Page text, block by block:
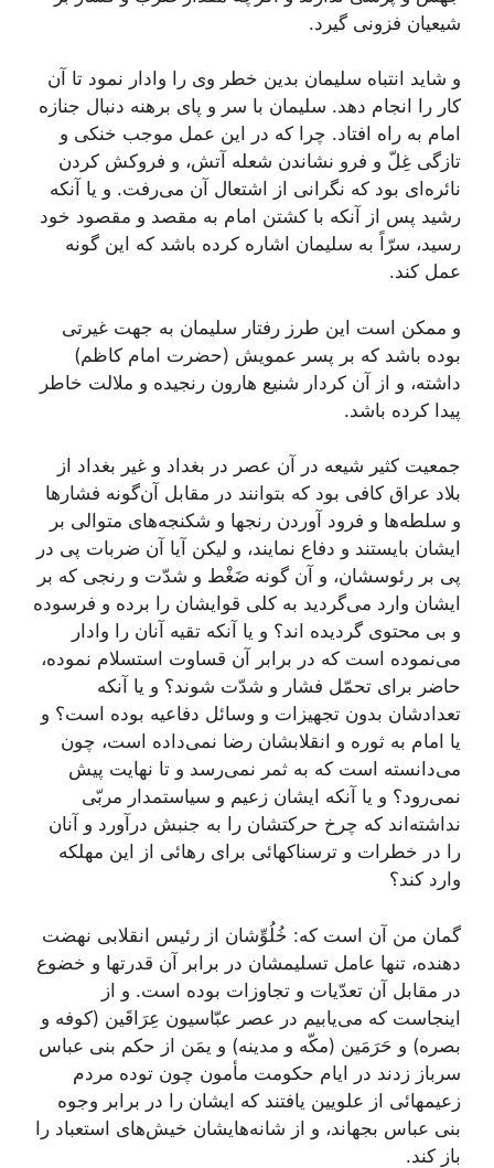
شیعیان فزونى گیرد.
و شاید انتباه سلیمان بدین خطر وى را وادار نمود تا آن
كار را انجام دهد. سلیمان با سر و پاى برهنه دنبال جنازه
امام به راه افتاد. چرا كه در این عمل موجب خنكى و
تازگى غِلّ و فرو نشاندن شعله آتش، و فروكش كردن
نائره‌اى بود كه نگرانى از اشتعال آن مى‌رفت. و یا آنكه
رشید پس از آنكه با كشتن امام به مقصد و مقصود خود
رسید، سرّاً به سلیمان اشاره كرده باشد كه این گونه
عمل كند.
و ممكن است این طرز رفتار سلیمان به جهت غیرتى
بوده باشد كه بر پسر عمویش (حضرت امام كاظم)
داشته، و از آن كردار شنیع هارون رنجیده و ملالت خاطر
پیدا كرده باشد.
جمعیت كثیر شیعه در آن عصر در بغداد و غیر بغداد از
بلاد عراق كافى بود كه بتوانند در مقابل آن‌گونه فشارها
و سلطه‌ها و فرود آوردن رنجها و شكنجه‌هاى متوالى بر
ایشان بایستند و دفاع نمایند، و لیكن آیا آن ضربات پى در
پى بر رئوسشان، و آن گونه ضَغْط و شدّت و رنجى كه بر
ایشان وارد مى‌گردید به كلى قوایشان را برده و فرسوده
و بى محتوى گردیده اند؟ و یا آنكه تقیه آنان را وادار
مى‌نموده است كه در برابر آن قساوت استسلام نموده،
حاضر براى تحمّل فشار و شدّت شوند؟ و یا آنكه
تعدادشان بدون تجهیزات و وسائل دفاعیه بوده است؟ و
یا امام به ثوره و انقلابشان رضا نمى‌داده است، چون
مى‌دانسته است كه به ثمر نمى‌رسد و تا نهایت پیش
نمى‌رود؟ و یا آنكه ایشان زعیم و سیاستمدار مربّى
نداشته‌اند كه چرخ حركتشان را به جنبش درآورد و آنان
را در خطرات و ترسناكهائى براى رهائى از این مهلكه
وارد كند؟
گمان من آن است كه: خُلُوِّشان از رئیس انقلابى نهضت
دهنده، تنها عامل تسلیمشان در برابر آن قدرتها و خضوع
در مقابل آن تعدّیات و تجاوزات بوده است. و از
اینجاست كه مى‌یابیم در عصر عبّاسیون عِرَاقَین (كوفه و
بصره) و حَرَمَین (مكّه و مدینه) و یمَن از حكم بنى عباس
سرباز زدند در ایام حكومت مأمون چون توده مردم
زعیمهائى از علویین یافتند كه ایشان را در برابر وجوه
بنى عباس بجهاند، و از شانه‌هایشان خیش‌هاى استعباد را
باز كند.